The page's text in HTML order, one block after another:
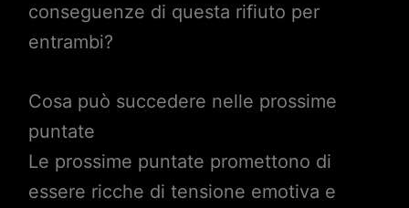
conseguenze di questa rifiuto per
entrambi?
Cosa può succedere nelle prossime
puntate
Le prossime puntate promettono di
essere ricche di tensione emotiva e